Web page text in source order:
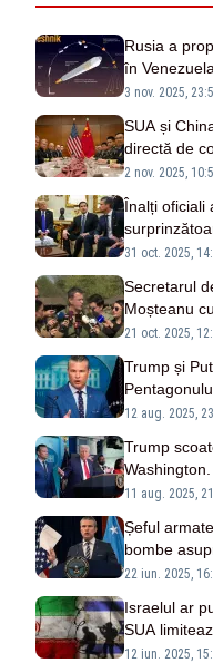
Rusia a
în
împotriva
3 nov. 2025,
SUA și
directă de
Trump-Xi
2 nov. 2025,
Înalți oficiali
Motivul din
31 oct. 2025,
Secretarul
Moșteanu
n-a făcut
21 oct. 2025,
Trump și
teritoriale în
12 aug. 2025,
Trump
de bande
11 aug. 2025,
Șeful
bombe
spre
22 iun. 2025,
Israelul ar
SUA
ambasadei
12 iun. 2025,